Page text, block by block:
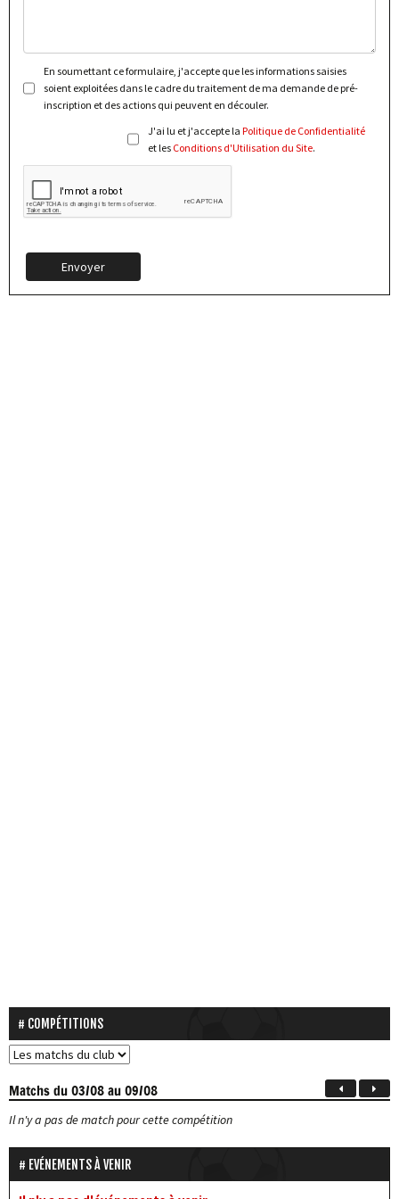
En soumettant ce formulaire, j'accepte que les informations saisies
soient exploitées dans le cadre du traitement de ma demande de pré-
inscription et des actions qui peuvent en découler.
J'ai lu et j'accepte la Politique de Confidentialité
et les Conditions d'Utilisation du Site.
Envoyer
COMPÉTITIONS
Matchsdu 03/08 au 09/08
Il n'y a pas de match pour cette compétition
EVÉNEMENTS À VENIR